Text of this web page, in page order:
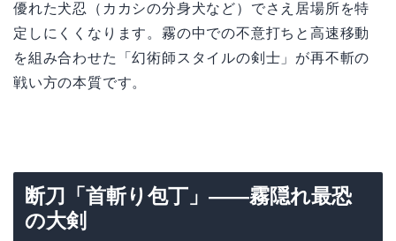
優れた犬忍（カカシの分身犬など）でさえ居場所を特
定しにくくなります。霧の中での不意打ちと高速移動
を組み合わせた「幻術師スタイルの剣士」が再不斬の
戦い方の本質です。
断刀「首斬り包丁」——霧隠れ最恐
の大剣